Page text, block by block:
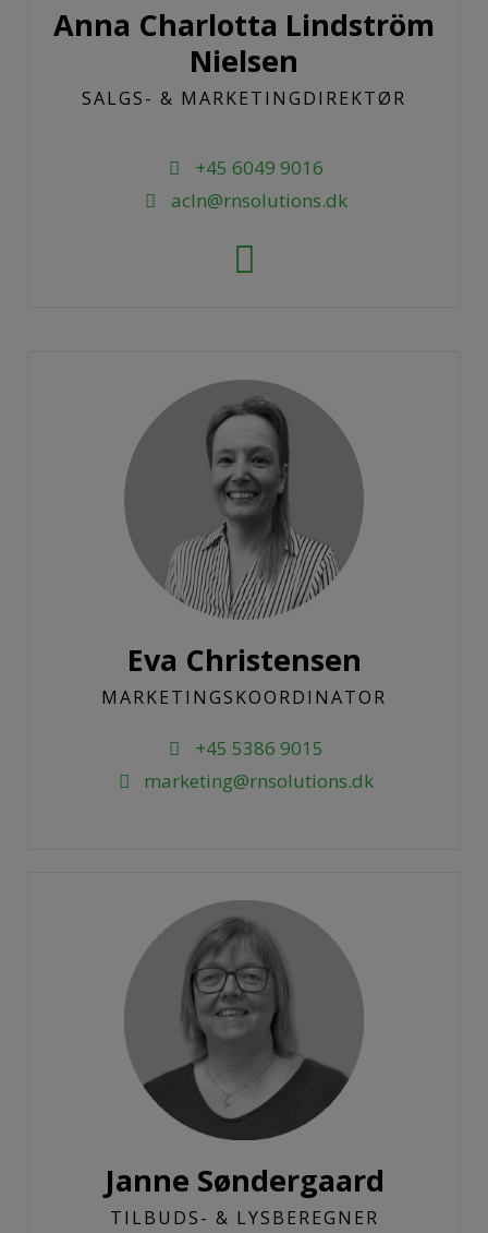
Anna Charlotta Lindström
Nielsen
SALGS- & MARKETINGDIREKTØR
+45 6049 9016
acln@rnsolutions.dk
Eva Christensen
MARKETINGSKOORDINATOR
+45 5386 9015
marketing@rnsolutions.dk
Janne Søndergaard
TILBUDS- & LYSBEREGNER